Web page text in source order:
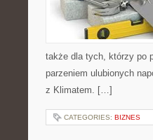
także dla tych, którzy po
parzeniem ulubionych
z Klimatem. […]
CATEGORIES: BIZNES